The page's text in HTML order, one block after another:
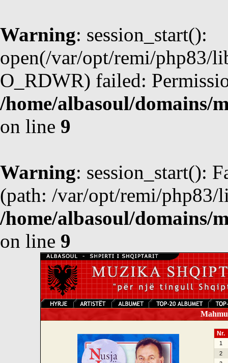
Warning: session_start():
open(/var/opt/remi/php83/
O_RDWR) failed:
/home/albasoul/domains/
on line 9
Warning: session_start():
(path: /var/opt/remi/php83/
/home/albasoul/domains/
on line 9
Nr.
1
2